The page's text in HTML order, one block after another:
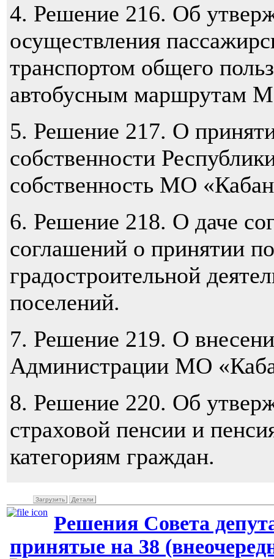
4. Решение 216. Об
осуществления
транспортом общего
автобусным маршрутам
5. Решение 217. О
собственности
собственность МО
6. Решение 218. О даче
соглашений о принятии
градостроительной
поселений.
7. Решение 219. О
Администрации МО
8. Решение 220. Об
страховой пенсии и
категориям граждан.
Загрузить Детали
Решения Совета
принятые на 38